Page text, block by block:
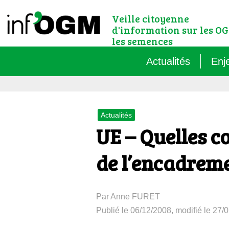
Veille citoyenne
d'information sur les
les semences
Actualités
Le
Actualités
UE – Quelles
de
Par Anne FURET
Publié le 06/12/2008, modifié le 27/